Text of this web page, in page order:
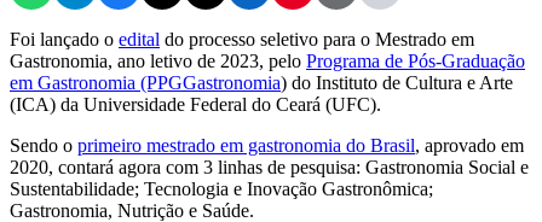
Foi lançado o edital do processo seletivo para o Mestrado em
Gastronomia, ano letivo de 2023, pelo Programa de Pós-Graduação
em Gastronomia (PPGGastronomia) do Instituto de Cultura e Arte
(ICA) da Universidade Federal do Ceará (UFC).
Sendo o primeiro mestrado em gastronomia do Brasil, aprovado em
2020, contará agora com 3 linhas de pesquisa: Gastronomia Social e
Sustentabilidade; Tecnologia e Inovação Gastronômica;
Gastronomia, Nutrição e Saúde.